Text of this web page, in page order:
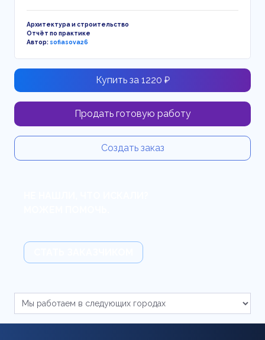
Архитектура и строительство
Отчёт по практике
Автор:sofiasova26
Купить за 1220 ₽
Продать готовую работу
Создать заказ